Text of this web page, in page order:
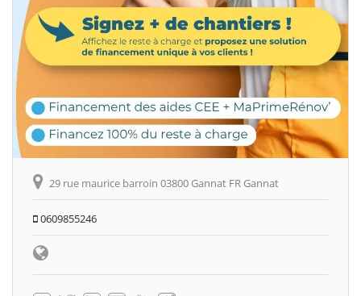
29 rue maurice barroin 03800 Gannat FR Gannat
0609855246